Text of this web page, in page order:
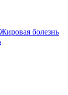
Жировая болезнь